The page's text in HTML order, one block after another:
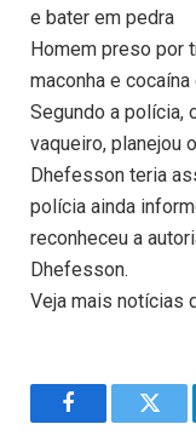
e bater em pedra
Homem preso por
maconha e
Segundo a polícia,
vaqueiro, planejou
Dhefesson teria
polícia ainda
reconheceu a
Dhefesson.
Veja mais notícias
Facebook